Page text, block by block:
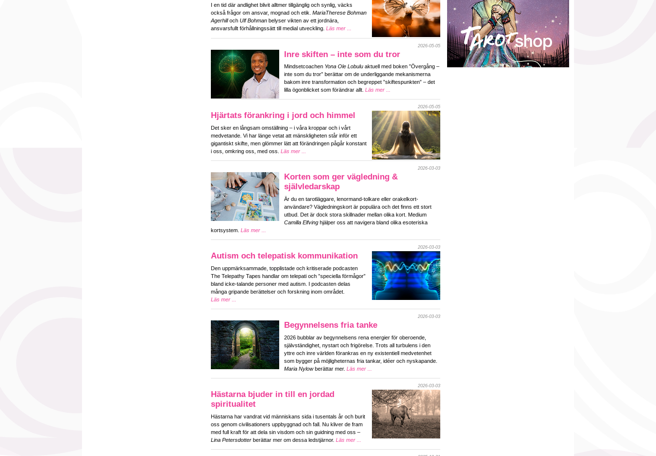
I en tid där andlighet blivit alltmer tillgänglig och synlig, väcks
också frågor om ansvar, mognad och etik. MariaTherese Bohman
Agerhilloch Ulf Bohman belyser vikten av ett jordnära,
ansvarsfullt förhållningssätt till medial utveckling. Läs mer ...
2026-05-05
Inre skiften – inte som du tror
Mindsetcoachen Yona Ole Lobulu aktuell med boken ”Övergång –
inte som du tror” berättar om de underliggande mekanismerna
bakom inre transformation och begreppet ”skiftespunkten” – det
lilla ögonblicket som förändrar allt. Läs mer ...
2026-05-05
Hjärtats förankring i jord och himmel
Det sker en långsam omställning – i våra kroppar och i vårt
medvetande. Vi har länge vetat att mänskligheten står inför ett
gigantiskt skifte, men glömmer lätt att förändringen pågår konstant
i oss, omkring oss, med oss. Läs mer ...
2026-03-03
Korten som ger vägledning &
självledarskap
Är du en tarotläggare, lenormand-tolkare eller orakelkort-
användare? Vägledningskort är populära och det finns ett stort
utbud. Det är dock stora skillnader mellan olika kort. Medium
Camilla Elfving hjälper oss att navigera bland olika esoteriska
kortsystem. Läs mer ...
2026-03-03
Autism och telepatisk kommunikation
Den uppmärksammade, topplistade och kritiserade podcasten
The Telepathy Tapes handlar om telepati och ”speciella förmågor”
bland icke-talande personer med autism. I podcasten delas
många gripande berättelser och forskning inom området.
Läs mer ...
2026-03-03
Begynnelsens fria tanke
2026 bubblar av begynnelsens rena energier för oberoende,
självständighet, nystart och frigörelse. Trots all turbulens i den
yttre och inre världen förankras en ny existentiell medvetenhet
som bygger på möjligheternas fria tankar, idéer och nyskapande.
Maria Nylowberättar mer. Läs mer ...
2026-03-03
Hästarna bjuder in till en jordad
spiritualitet
Hästarna har vandrat vid människans sida i tusentals år och burit
oss genom civilisationers uppbyggnad och fall. Nu kliver de fram
med full kraft för att dela sin visdom och sin guidning med oss –
Lina Petersdotter berättar mer om dessa ledstjärnor. Läs mer ...